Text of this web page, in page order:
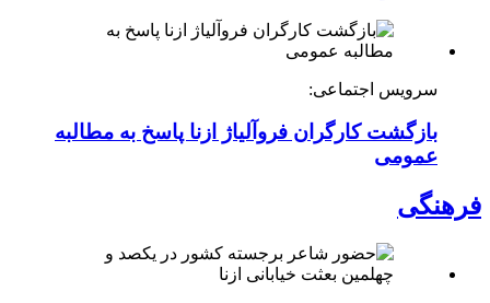
سرویس اجتماعی:
بازگشت کارگران فروآلیاژ ازنا پاسخ به مطالبه
عمومی
فرهنگی